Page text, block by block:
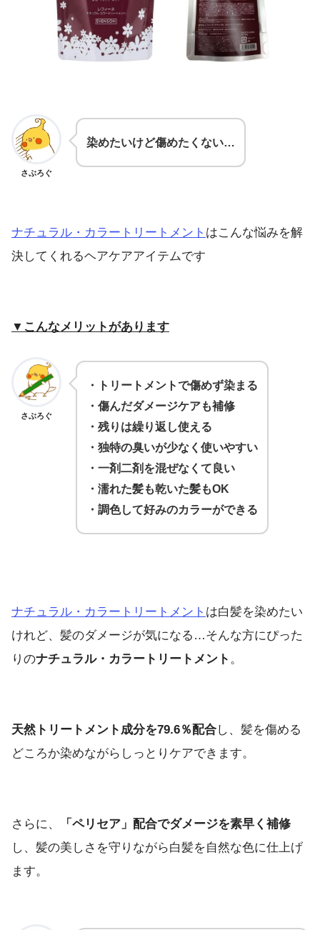
さぶろぐ
染めたいけど傷めたくない…
ナチュラル・カラートリートメント はこんな悩みを解
決してくれるヘアケアアイテムです
▼こんなメリットがあります
さぶろぐ
・トリートメントで傷めず染まる
・傷んだダメージケアも補修
・残りは繰り返し使える
・独特の臭いが少なく使いやすい
・一剤二剤を混ぜなくて良い
・濡れた髪も乾いた髪もOK
・調色して好みのカラーができる
ナチュラル・カラートリートメント は白髪を染めたい
けれど、髪のダメージが気になる…そんな方にぴった
りのナチュラル・カラートリートメント 。
天然トリートメント成分を79.6％配合し、髪を傷める
どころか染めながらしっとりケアできます。
さらに、
「ペリセア」配合でダメージを素早く補修
し、髪の美しさを守りながら白髪を自然な色に仕上げ
ます。